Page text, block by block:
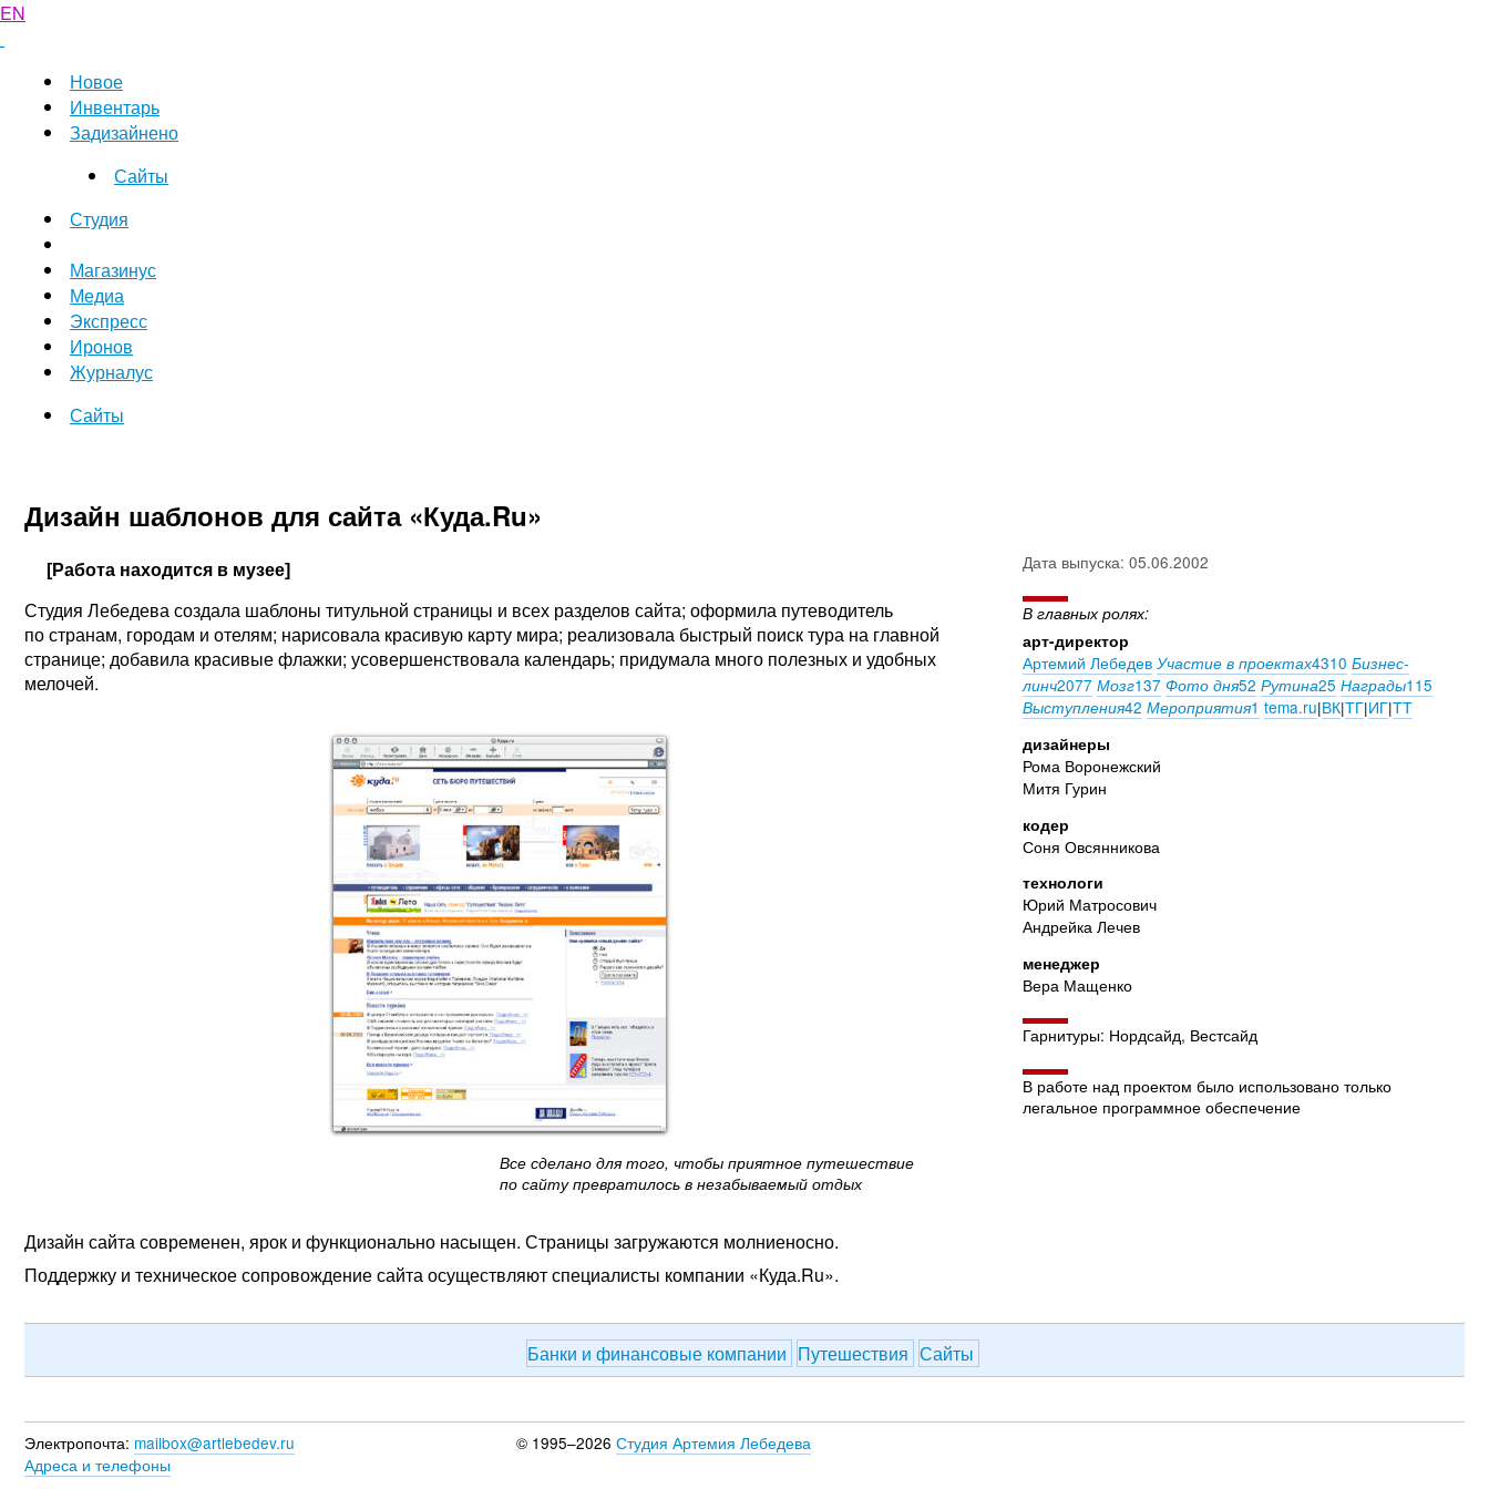
EN
Новое
Инвентарь
Задизайнено
Сайты
Студия
Магазинус
Медиа
Экспресс
Иронов
Журналус
Сайты
Дизайн шаблонов для сайта «Куда.Ru»
[Работа находится в музее]
Студия Лебедева создала шаблоны титульной страницы и всех разделов сайта; оформила путеводитель
по странам, городам и отелям; нарисовала красивую карту мира; реализовала быстрый поиск тура на главной
странице; добавила красивые флажки; усовершенствовала календарь; придумала много полезных и удобных
мелочей.
Все сделано для того, чтобы приятное путешествие
по сайту превратилось в незабываемый отдых
Дизайн сайта современен, ярок и функционально насыщен. Страницы загружаются молниеносно.
Поддержку и техническое сопровождение сайта осуществляют специалисты компании «Куда.Ru».
Дата выпуска: 05.06.2002
В главных ролях:
арт-директор
Артемий Лебедев Участие в проектах4310 Бизнес-
линч2077 Мозг137 Фото дня52 Рутина25 Награды115
Выступления42 Мероприятия1 tema.ru|ВК|ТГ|ИГ|ТТ
дизайнеры
Рома Воронежский
Митя Гурин
кодер
Соня Овсянникова
технологи
Юрий Матросович
Андрейка Лечев
менеджер
Вера Мащенко
Гарнитуры: Нордсайд, Вестсайд
В работе над проектом было использовано только
легальное программное обеспечение
Банки и финансовые компании Путешествия Сайты
Электропочта: mailbox@artlebedev.ru
Адреса и телефоны
© 1995–2026 Студия Артемия Лебедева